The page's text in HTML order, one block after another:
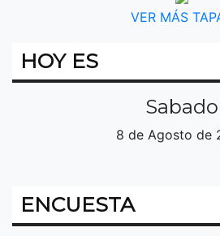
VER MÁS
HOY ES
Sabado
8 de Agosto de
ENCUESTA